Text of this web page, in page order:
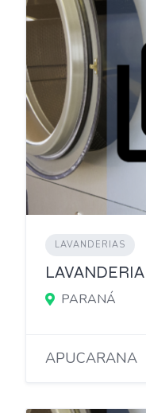
LAVANDERIAS
PARANÁ
APUCARANA